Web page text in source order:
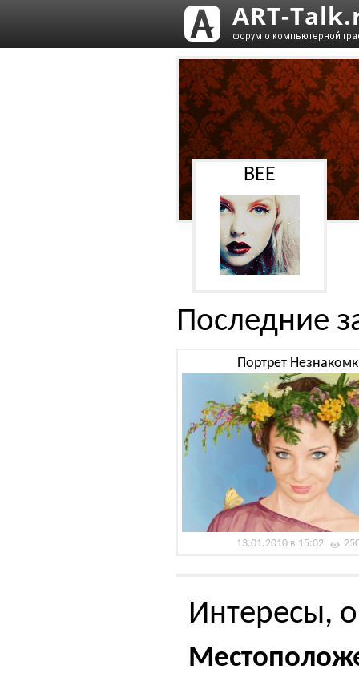
BEE
Последние
Портрет
13.01.2010 в 15:02
Интересы,